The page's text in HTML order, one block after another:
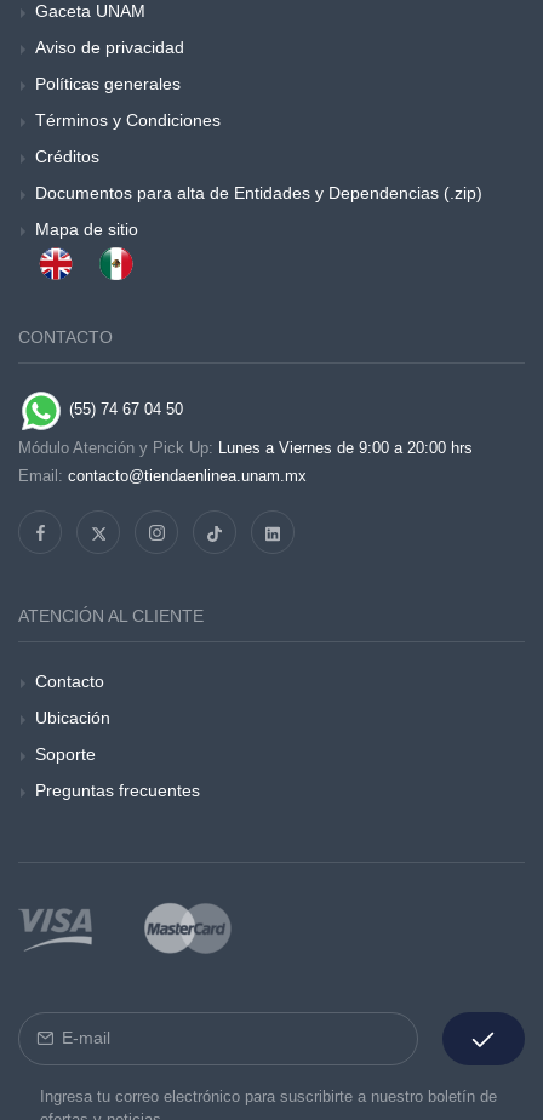
Gaceta UNAM
Aviso de privacidad
Políticas generales
Términos y Condiciones
Créditos
Documentos para alta de Entidades y Dependencias (.zip)
Mapa de sitio
CONTACTO
(55) 74 67 04 50
Módulo Atención y Pick Up: Lunes a Viernes de 9:00 a 20:00 hrs
Email: contacto@tiendaenlinea.unam.mx
ATENCIÓN AL CLIENTE
Contacto
Ubicación
Soporte
Preguntas frecuentes
Ingresa tu correo electrónico para suscribirte a nuestro boletín de